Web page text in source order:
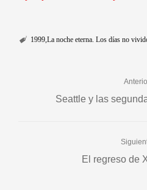
1999 La noche eterna. Los días no
Seattle y las
El regreso de